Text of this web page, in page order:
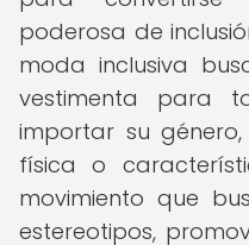
poderosa de
moda inclusiva
vestimenta para
importar su
física o
movimiento que
estereotipos,